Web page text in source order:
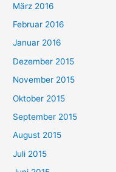
März 2016
Februar 2016
Januar 2016
Dezember 2015
November 2015
Oktober 2015
September 2015
August 2015
Juli 2015